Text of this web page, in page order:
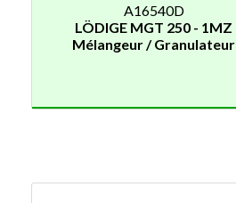
A16540D
LÖDIGE MGT 250 - 1MZ
Mélangeur / Granulateur